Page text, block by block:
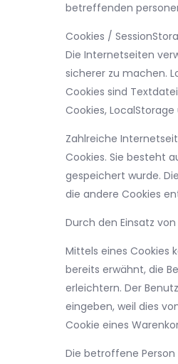
betreffenden
Cookies /
Die Internetseiten
sicherer zu machen.
Cookies sind
Cookies,
Zahlreiche
Cookies. Sie besteht
gespeichert wurde.
die andere Cookies
Durch den Einsatz
Mittels eines Cookies
bereits erwähnt, die
erleichtern. Der
eingeben, weil dies
Cookie eines
Die betroffene